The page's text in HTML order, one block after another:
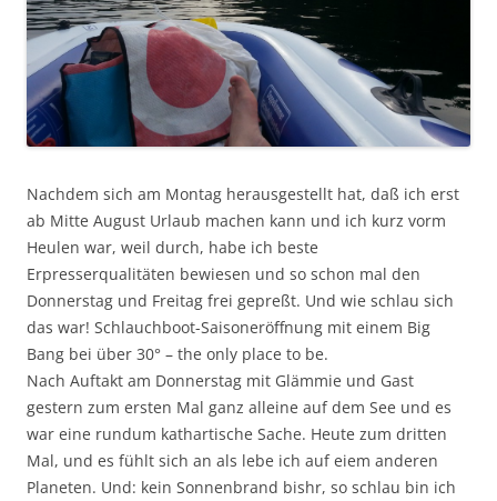
Nachdem sich am Montag herausgestellt hat, daß ich erst
ab Mitte August Urlaub machen kann und ich kurz vorm
Heulen war, weil durch, habe ich beste
Erpresserqualitäten bewiesen und so schon mal den
Donnerstag und Freitag frei gepreßt. Und wie schlau sich
das war! Schlauchboot-Saisoneröffnung mit einem Big
Bang bei über 30° – the only place to be.
Nach Auftakt am Donnerstag mit Glämmie und Gast
gestern zum ersten Mal ganz alleine auf dem See und es
war eine rundum kathartische Sache. Heute zum dritten
Mal, und es fühlt sich an als lebe ich auf eiem anderen
Planeten. Und: kein Sonnenbrand bishr, so schlau bin ich